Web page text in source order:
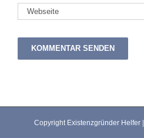
Copyright Existenzgründer Helfer ||